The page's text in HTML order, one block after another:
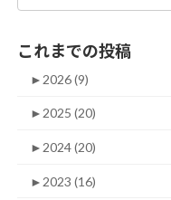
これまでの投稿
► 2026 (9)
► 2025 (20)
► 2024 (20)
► 2023 (16)